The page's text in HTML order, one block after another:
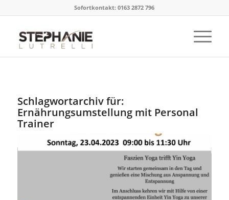
Sofortkontakt: 0163 2872 796
Schlagwortarchiv für:
Ernährungsumstellung mit Personal
Trainer